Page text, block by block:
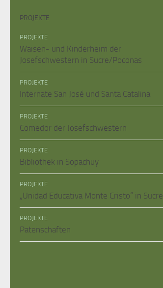
PROJEKTE
PROJEKTE
Waisen- und Kinderheim der
Josefschwestern in Sucre/Poconas
PROJEKTE
Internate San José und Santa Catalina
PROJEKTE
Comedor der Josefschwestern
PROJEKTE
Bibliothek in Sopachuy
PROJEKTE
„Unidad Educativa Monte Cristo“ in Sucre
PROJEKTE
Patenschaften